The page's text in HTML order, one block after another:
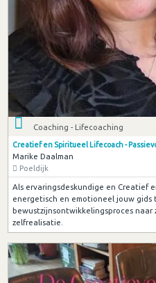
Coaching - Lifecoaching
Creatief en Spiritueel Lifecoach -
Marike Daalman
Poeldijk
Als ervaringsdeskundige en Creatief
energetisch en emotioneel jouw gids
bewustzijnsontwikkelingsproces
zelfrealisatie.